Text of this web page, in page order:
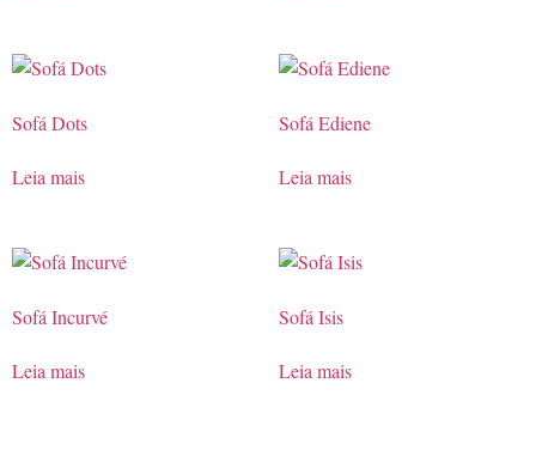
Sofá Dots
Leia mais
Sofá Ediene
Leia mais
Sofá Incurvé
Leia mais
Sofá Isis
Leia mais